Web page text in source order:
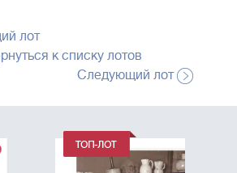
лот
к списку лотов
Следующий лот